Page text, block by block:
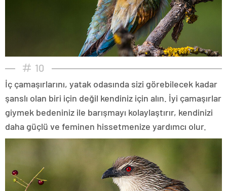
10
İç çamaşırlarını, yatak odasında sizi görebilecek kadar
şanslı olan biri için değil kendiniz için alın. İyi çamaşırlar
giymek bedeniniz ile barışmayı kolaylaştırır, kendinizi
daha güçlü ve feminen hissetmenize yardımcı olur.